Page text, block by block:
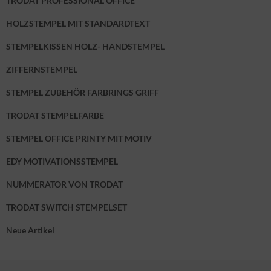
HOLZSTEMPEL MIT STANDARDTEXT
STEMPELKISSEN HOLZ- HANDSTEMPEL
ZIFFERNSTEMPEL
STEMPEL ZUBEHÖR FARBRINGS GRIFF
TRODAT STEMPELFARBE
STEMPEL OFFICE PRINTY MIT MOTIV
EDY MOTIVATIONSSTEMPEL
NUMMERATOR VON TRODAT
TRODAT SWITCH STEMPELSET
Neue Artikel